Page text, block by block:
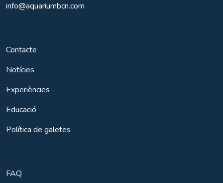
info@aquariumbcn.com
Contacte
Notícies
Experiències
Educació
Política de galetes
FAQ